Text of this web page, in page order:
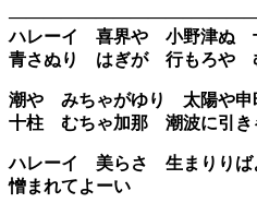
ハレーイ 喜界や 小野津ぬ
青さぬり はぎが 行もろや
潮や みちゃがゆり 太陽や
十柱 むちゃ加那 潮波に引き
ハレーイ 美らさ 生まりり
憎まれてよーい